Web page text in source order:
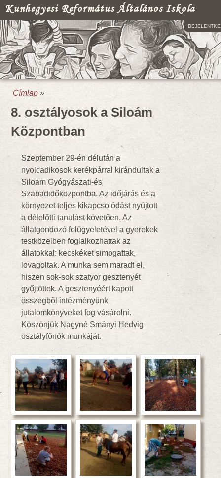
Kunhegyesi Református Általános Iskola
Jelenlegi hely
Címlap »
8. osztályosok a Siloám
Központban
Szeptember 29-én délután a
nyolcadikosok kerékpárral kirándultak a
Siloam Gyógyászati-és
Szabadidőközpontba. Az időjárás és a
környezet teljes kikapcsolódást nyújtott
a délelőtti tanulást követően. Az
állatgondozó felügyeletével a gyerekek
testközelben foglalkozhattak az
állatokkal: kecskéket simogattak,
lovagoltak. A munka sem maradt el,
hiszen sok-sok szatyor gesztenyét
gyűjtöttek. A gesztenyéért kapott
összegből intézményünk
jutalomkönyveket fog vásárolni.
Köszönjük Nagyné Smányi Hedvig
osztályfőnök munkáját.